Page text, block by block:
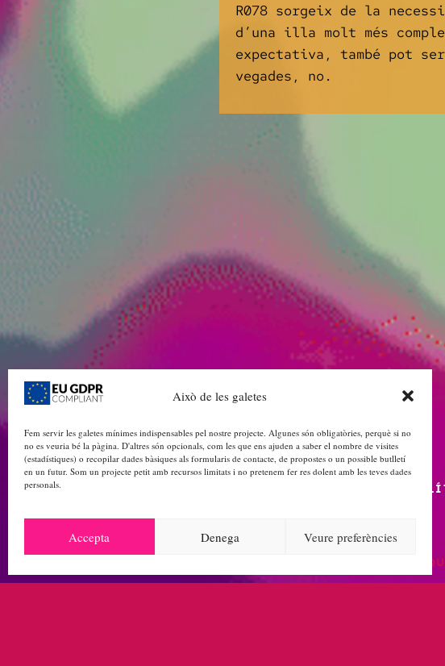
Això de les galetes
Fem servir les galetes mínimes indispensables pel nostre projecte. Algunes són obligatòries, perquè si no
no es veuria bé la pàgina. D'altres són opcionals, com les que ens ajuden a saber el nombre de visites
(estadístiques) o recopilar dades bàsiques als formularis de contacte, de propostes o un possible butlletí
en un futur. Som un projecte petit amb recursos limitats i no pretenem fer res dolent amb les teves dades
personals.
Accepta Denega Veure preferències
R078 sorgeix de la
d’una illa molt més
expectativa, també pot
vegades, no.